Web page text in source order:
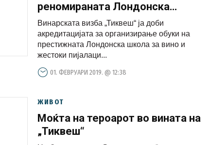
реномираната Лондонска
школа за вино и жестоки
пијалаци
Винарската визба „Тиквеш“ ја доби
акредитацијата за организирање обуки на
престижната Лондонска школа за вино и
жестоки пијалаци...
01. ФЕВРУАРИ 2019. @ 12:38
ЖИВОТ
Моќта на тероарот во вината на
„Тиквеш“